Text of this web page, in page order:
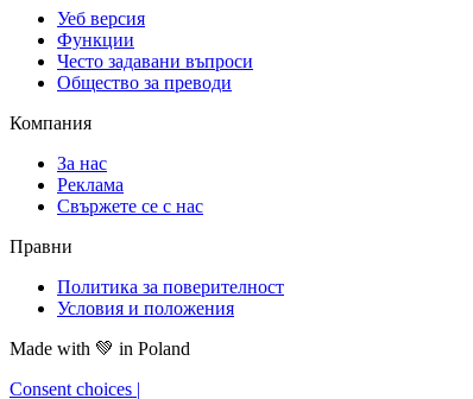
Уеб версия
Функции
Често задавани въпроси
Общество за преводи
Компания
За нас
Реклама
Свържете се с нас
Правни
Политика за поверителност
Условия и положения
Made with 💚 in Poland
Consent choices |